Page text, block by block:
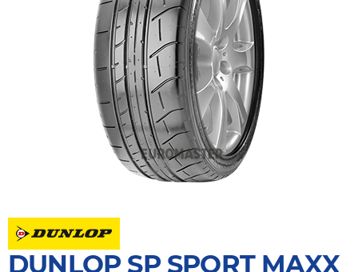
DUNLOP SP SPORT MAXX